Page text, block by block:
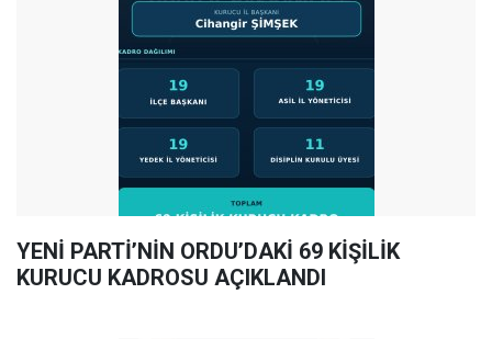
YENİ PARTİ’NİN ORDU’DAKİ 69 KİŞİLİK
KURUCU KADROSU AÇIKLANDI